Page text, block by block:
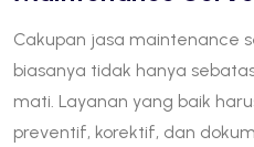
Cakupan jasa maintenance
biasanya tidak hanya
mati. Layanan yang baik
preventif, korektif, dan